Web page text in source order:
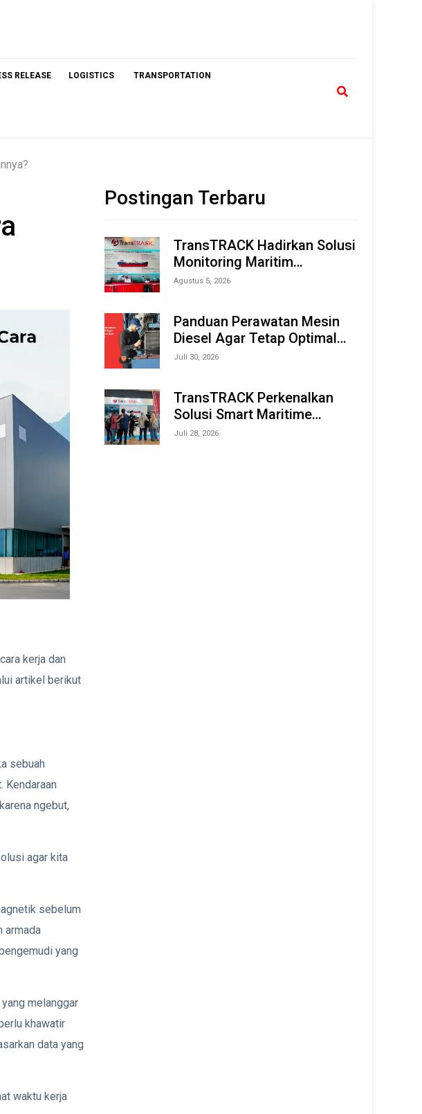
RELEASE LOGISTICS TRANSPORTATION
kerja dan
artikel berikut
sebuah
Kendaraan
ngebut,
agar kita
sebelum
armada
yang
melanggar
khawatir
data yang
waktu kerja
Postingan Terbaru
TransTRACK Hadirkan Solusi
Monitoring Maritim
Terintegrasi Berbasis AI &
Offshore Expo (IMOX) 2026
Agustus 5, 2026
Panduan Perawatan Mesin
Diesel Agar Tetap Optimal
dan Tahan Lama
Juli 30, 2026
TransTRACK Perkenalkan
Solusi Smart Maritime
Monitoring Berbasis AI dan
Juli 28, 2026